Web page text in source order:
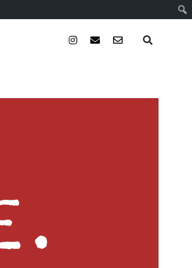
instagram
emailemail-